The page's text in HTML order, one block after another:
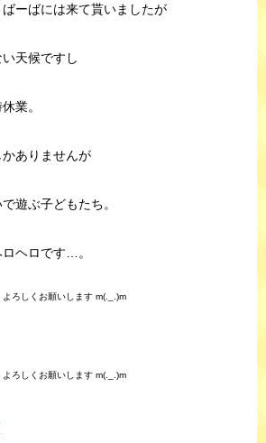
ーばには来て貰いましたが
天候ですし
業。
ありませんが
遊ぶ子どもたち。
ヘロです…。
ろしくお願いします m(._.)m
ろしくお願いします m(._.)m